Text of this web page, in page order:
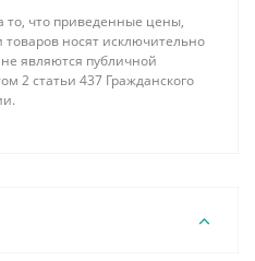
что приведенные цены,
носят исключительно
являются публичной
2 статьи 437 Гражданского